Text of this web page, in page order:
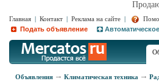
Главная | Контакт | Реклама на сайте |
Подать объявление
Объявления Климатическая техника